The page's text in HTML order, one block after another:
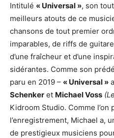
Intitulé « Universal », son
meilleurs atouts de ce
chansons de tout premier
imparables, de riffs de
d’une fraîcheur et d’une
sidérantes. Comme son
paru en 2019 – « Universal »
Schenker et Michael Voss
Kidroom Studio. Comme l’on
l’enregistrement, Michael a,
de prestigieux musiciens